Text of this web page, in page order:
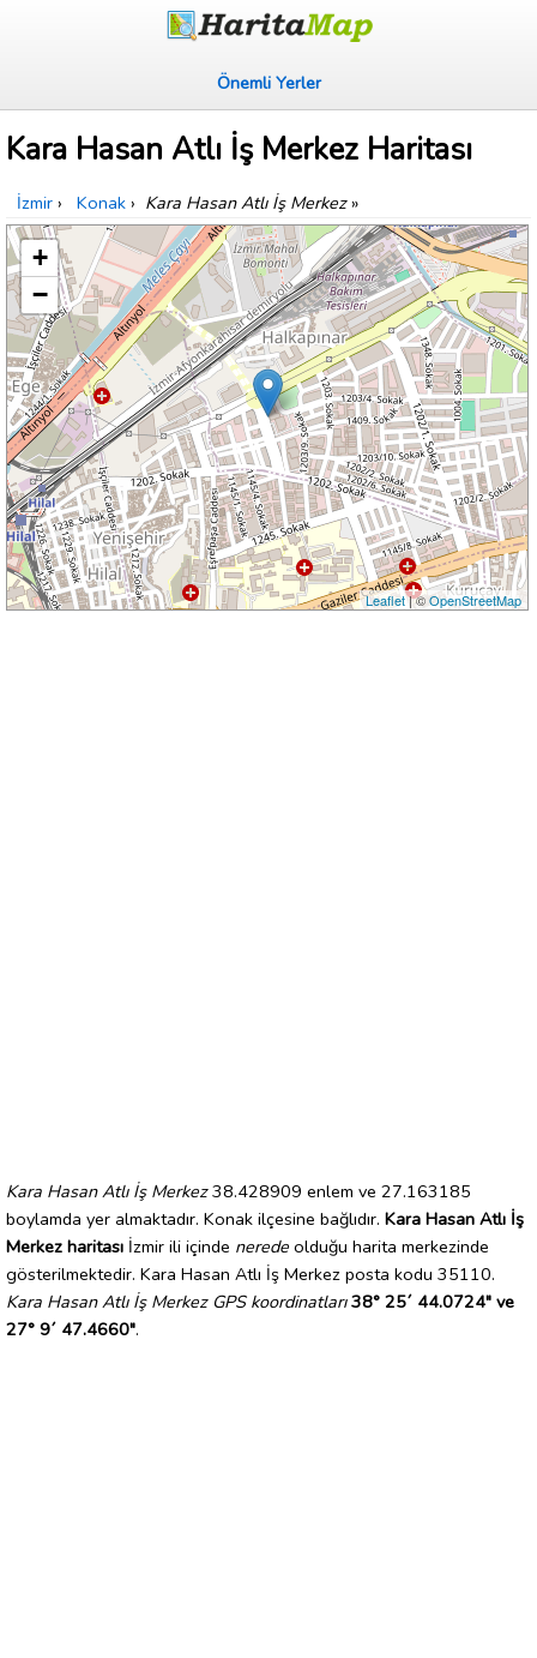
Önemli Yerler
Kara Hasan Atlı İş Merkez Haritası
İzmir › Konak › Kara Hasan Atlı İş Merkez»
+
−
Leaflet| ©OpenStreetMap
Kara Hasan Atlı İş Merkez38.428909 enlem ve 27.163185
boylamda yer almaktadır. Konak ilçesine bağlıdır. Kara Hasan Atlı İş
Merkez haritası İzmir ili içinde nerede olduğu harita merkezinde
gösterilmektedir. Kara Hasan Atlı İş Merkez posta kodu 35110.
Kara Hasan Atlı İş Merkez GPS koordinatları 38° 25´ 44.0724" ve
27° 9´ 47.4660".